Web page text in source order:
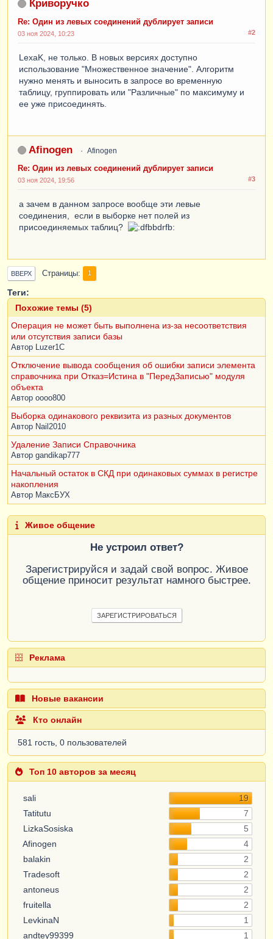
Криворучко
Re: Один из левых соединений дублирует записи
#2
03 ноя 2024, 10:23
LexaK, не только. В новых версиях доступно
использование "Множественное значение". Алгоритм
нужно менять и выносить в запросе во временную
таблицу, группировать или "Различные" по максимуму и
ее уже присоединять.
Afinogen Afinogen
Re: Один из левых соединений дублирует записи
#3
03 ноя 2024, 19:56
а зачем в данном запросе вообще эти левые
соединения, если в выборке нет полей из
присоединяемых таблиц?
ВВЕРХ Страницы 1
Теги:
Похожие темы (5)
Операция не может быть выполнена из-за несоответствия
или отсутствия записи базы
Автор Luzer1C
Отключение вывода сообщения об ошибки записи элемента
справочника при Отказ=Истина в "ПередЗаписью" модуля
объекта
Автор oooo800
Выборка одинакового реквизита из разных документов
Автор Nail2010
Удаление Записи Справочника
Автор gandikap777
Начальный остаток в СКД при одинаковых суммах в регистре
накопления
Автор МаксБУХ
Живое общение
Не устроил ответ?
Зарегистрируйся и задай свой вопрос. Живое
общение приносит результат намного быстрее.
ЗАРЕГИСТРИРОВАТЬСЯ
Реклама
Новые вакансии
Кто онлайн
581 гость, 0 пользователей
Топ 10 авторов за месяц
sali
19
Tatitutu
7
LizkaSosiska
5
Afinogen
4
balakin
2
Tradesoft
2
antoneus
2
fruitella
2
LevkinaN
1
andtey99399
1